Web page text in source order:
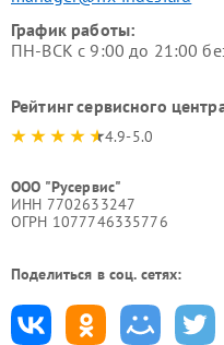
График работы:
ПН-ВСК с 9:00 до 21:00
Рейтинг сервисного
4.9-5.0
ООО "Русервис"
ИНН 7702633247
ОГРН 1077746335776
Поделиться в соц. сетях: